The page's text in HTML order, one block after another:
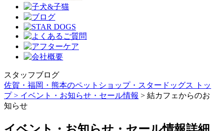
スタッフブログ
佐賀・福岡・熊本のペットショップ・スタードッグス トッ
プ > イベント・お知らせ・セール情報 > 結カフェからのお
知らせ